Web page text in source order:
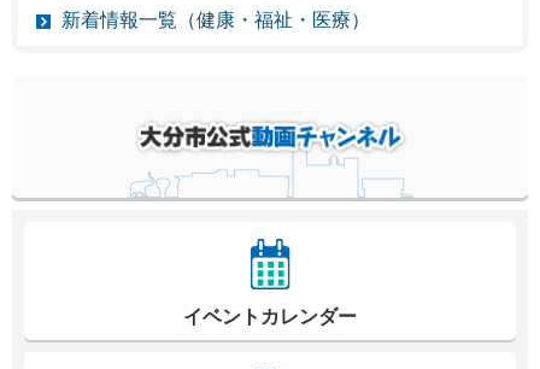
新着情報一覧（健康・福祉・医療）
イベントカレンダー